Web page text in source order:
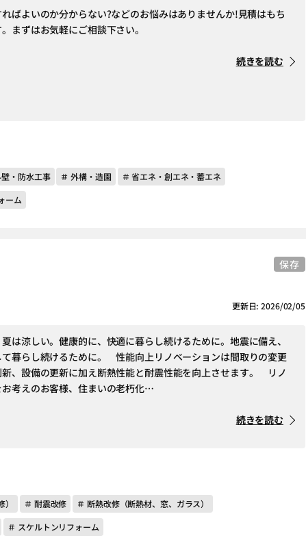
ばよいのか分からない?などのお悩みはありませんか!見積はもち
まずはお気軽にご相談下さい。
続きを読む
・防水工事 ＃ 外構・造園
＃ 省エネ・創エネ・蓄エネ
ーム
更新日: 2026/02/05
は涼しい。健康的に、快適に暮らし続けるために。地震に備え、
暮らし続けるために。 性能向上リノベーションは間取りの変更
新、設備の更新に加え断熱性能と耐震性能を向上させます。 リノ
考えのお客様、住まいの老朽化…
続きを読む
＃ 耐震改修
＃ 断熱改修（断熱材、窓、ガラス）
＃ スケルトンリフォーム
保存